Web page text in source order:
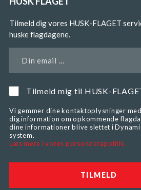
Tilmeld dig vores HUSK-FLAGET
huske flagdagene.
Din email ...
Tilmeld mig til HUSK-
Vi gemmer dine kontaktoplysninger
dig information om opkommende
dine informationer blive slettet i
system.
Læs mere i vores persondatapolitik.